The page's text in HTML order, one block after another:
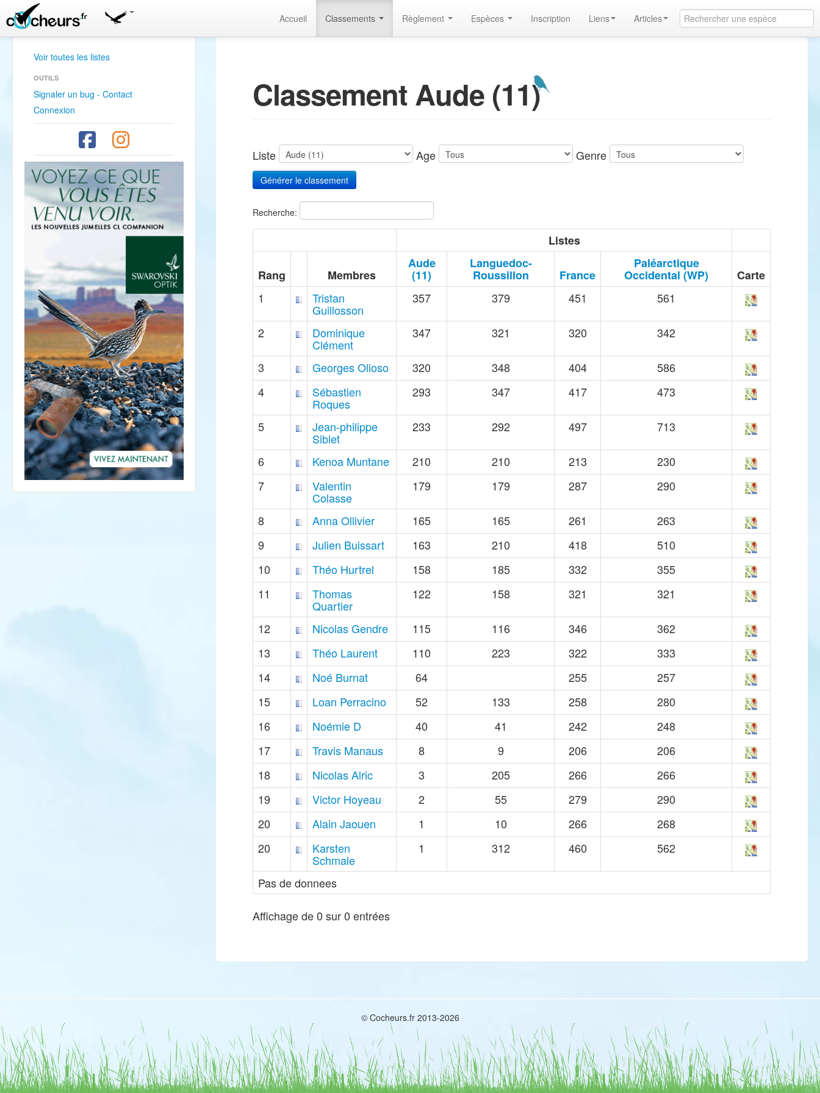
Accueil Classements Règlement Espèces Inscription Liens Articles
Voir toutes les listes
OUTILS
Signaler un bug - Contact
Connexion
Classement Aude (11)
Liste Age Genre
Recherche:
Listes
Rang Membres
Aude
(11)
Languedoc-
Roussillon France
Paléarctique
Occidental (WP)
Carte
1
Tristan
Guillosson
357 379 451 561
2 Dominique
Clément
347 321 320 342
3 Georges Olioso 320 348 404
586
4
Sébastien
Roques
293 347 417 473
5 Jean-philippe
Siblet
233 292 497 713
6 Kenoa Muntane 210 210 213
230
7
Valentin
Colasse
179 179 287 290
8 Anna Ollivier 165 165 261
263
9
Julien Buissart 163 210 418
510
10
Théo Hurtrel 158 185 332
355
11
Thomas
Quartier
122 158 321 321
12 Nicolas Gendre 115 116 346
362
13
Théo Laurent 110 223 322
333
14
Noé Burnat 64 255
257
15
Loan Perracino 52 133 258
280
16
Noémie D 40 41 242
248
17
Travis Manaus 8 9 206
206
18
Nicolas Alric 3 205 266
266
19
Victor Hoyeau 2 55 279
290
20
Alain Jaouen 1 10 266
268
20
Karsten
Schmale
1 312 460 562
Pas de donnees
Affichage de 0 sur 0 entrées
© Cocheurs.fr 2013-2026